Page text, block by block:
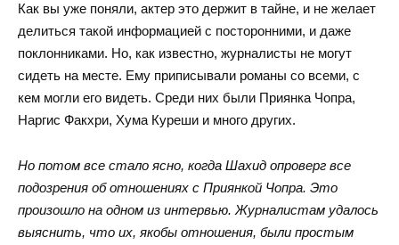
Как вы уже поняли, актер это держит в тайне, и не желает
делиться такой информацией с посторонними, и даже
поклонниками. Но, как известно, журналисты не могут
сидеть на месте. Ему приписывали романы со всеми, с
кем могли его видеть. Среди них были Приянка Чопра,
Наргис Факхри, Хума Куреши и много других.
Но потом все стало ясно, когда Шахид опроверг все
подозрения об отношениях с Приянкой Чопра. Это
произошло на одном из интервью. Журналистам удалось
выяснить, что их, якобы отношения, были простым